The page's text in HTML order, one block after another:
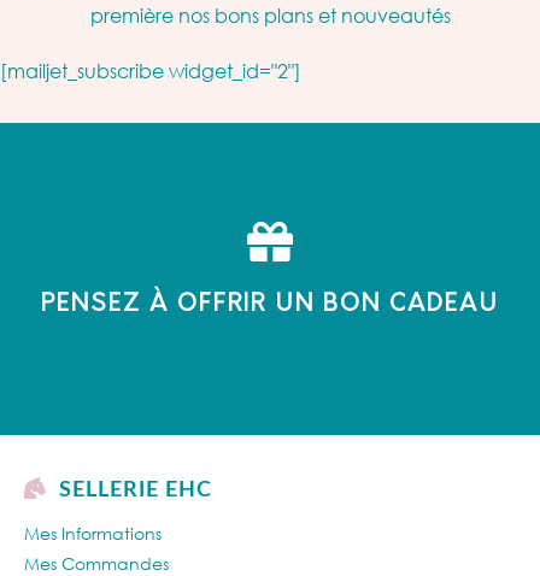
première nos bons plans et nouveautés
[mailjet_subscribe widget_id="2"]
PENSEZ À OFFRIR UN BON CADEAU
SELLERIE EHC
Mes Informations
Mes Commandes